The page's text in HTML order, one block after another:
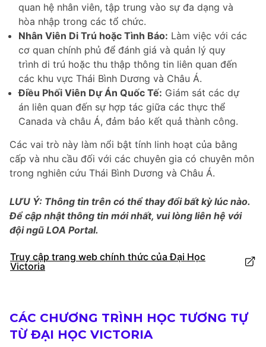
quan hệ nhân viên, tập trung vào sự đa dạng và
hòa nhập trong các tổ chức.
Nhân Viên Di Trú hoặc Tình Báo: Làm việc với các
cơ quan chính phủ để đánh giá và quản lý quy
trình di trú hoặc thu thập thông tin liên quan đến
các khu vực Thái Bình Dương và Châu Á.
Điều Phối Viên Dự Án Quốc Tế: Giám sát các dự
án liên quan đến sự hợp tác giữa các thực thể
Canada và châu Á, đảm bảo kết quả thành công.
Các vai trò này làm nổi bật tính linh hoạt của bằng
cấp và nhu cầu đối với các chuyên gia có chuyên môn
trong nghiên cứu Thái Bình Dương và Châu Á.
LƯU Ý: Thông tin trên có thể thay đổi bất kỳ lúc nào.
Để cập nhật thông tin mới nhất, vui lòng liên hệ với
đội ngũ LOA Portal.
Truy cập trang web chính thức của Đại Học
Victoria
CÁC CHƯƠNG TRÌNH HỌC TƯƠNG TỰ
TỪ ĐẠI HỌC VICTORIA